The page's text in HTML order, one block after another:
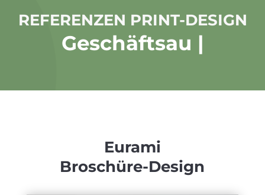
REFERENZEN PRINT-DESIGN
Geschäftsaus
Eurami
Broschüre-Design